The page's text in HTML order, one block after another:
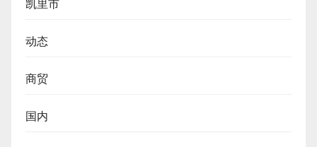
凯里市
动态
商贸
国内